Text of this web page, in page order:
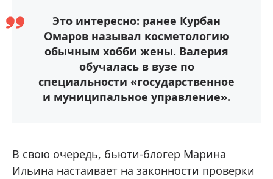
Это интересно: ранее Курбан
Омаров называл косметологию
обычным хобби жены. Валерия
обучалась в вузе по
специальности «государственное
и муниципальное управление».
В свою очередь, бьюти-блогер Марина
Ильина настаивает на законности проверки